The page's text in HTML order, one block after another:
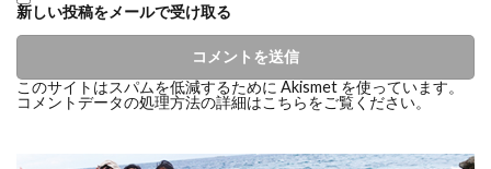
新しい投稿をメールで受け取る
このサイトはスパムを低減するために Akismet を使っています。
コメントデータの処理方法の詳細はこちらをご覧ください。